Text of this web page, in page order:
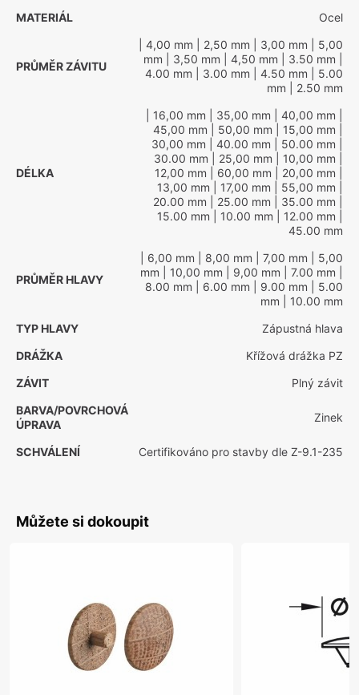
MATERIÁL
Ocel
PRŮMĚR ZÁVITU
| 4,00 mm | 2,50 mm | 3,00 mm | 5,00
mm | 3,50 mm | 4,50 mm | 3.50 mm
4.00 mm | 3.00 mm | 4.50 mm | 5.00
mm | 2.50 mm
DÉLKA
| 16,00 mm | 35,00 mm | 40,00 mm
45,00 mm | 50,00 mm | 15,00 mm
30,00 mm | 40.00 mm | 50.00 mm
30.00 mm | 25,00 mm | 10,00 mm
12,00 mm | 60,00 mm | 20,00 mm
13,00 mm | 17,00 mm | 55,00 mm
20.00 mm | 25.00 mm | 35.00 mm
15.00 mm | 10.00 mm | 12.00 mm
45.00 mm
PRŮMĚR HLAVY
| 6,00 mm | 8,00 mm | 7,00 mm | 5,00
mm | 10,00 mm | 9,00 mm | 7.00 mm
8.00 mm | 6.00 mm | 9.00 mm | 5.00
mm | 10.00 mm
TYP HLAVY
Zápustná hlava
DRÁŽKA
Křížová drážka PZ
ZÁVIT
Plný závit
BARVA/POVRCHOVÁ
ÚPRAVA
Zinek
SCHVÁLENÍ Certifikováno pro stavby dle Z-9.1-235
Můžete si dokoupit